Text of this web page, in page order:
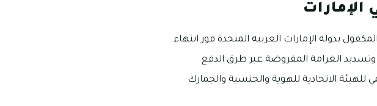
الإمارات
بدولة الإمارات العربية المتحدة فور انتهاء
الغرامة المفروضة عبر طرق الدفع
للهيئة الاتحادية للهوية والجنسية والجمارك